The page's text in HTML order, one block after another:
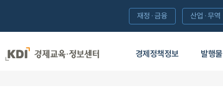
경제정책정보 발행물
재정·금융 산업·무역